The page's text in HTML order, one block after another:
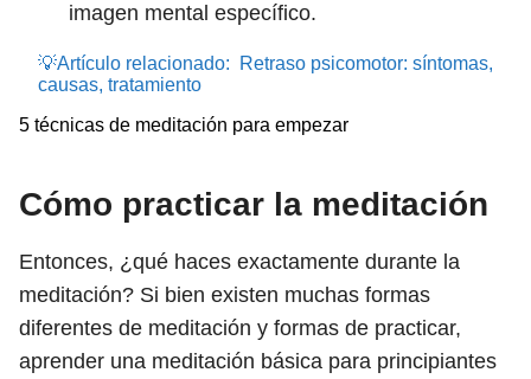
imagen mental específico.
💡Artículo relacionado:
Retraso psicomotor: síntomas,
causas, tratamiento
5 técnicas de meditación para empezar
Cómo practicar la meditación
Entonces, ¿qué haces exactamente durante la
meditación? Si bien existen muchas formas
diferentes de meditación y formas de practicar,
aprender una meditación básica para principiantes